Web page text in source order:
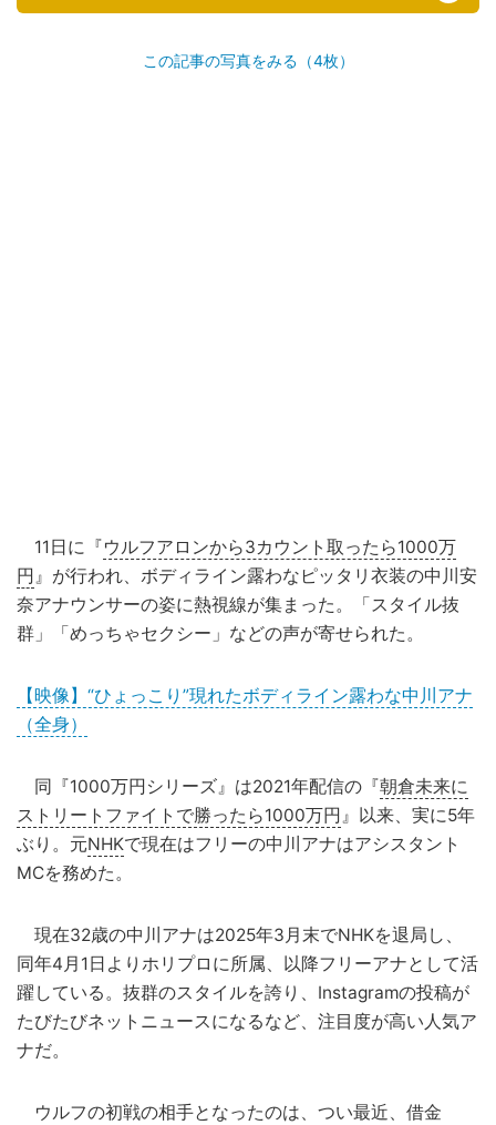
この記事の写真をみる（4枚）
11日に『ウルフアロンから3カウント取ったら1000万
円 』が行われ、ボディライン露わなピッタリ衣装の中川安
奈アナウンサーの姿に熱視線が集まった。「スタイル抜
群」「めっちゃセクシー」などの声が寄せられた。
【映像】“ひょっこり”現れたボディライン露わな中川アナ
（全身）
同『1000万円シリーズ』は2021年配信の『朝倉未来に
ストリートファイトで勝ったら1000万円 』以来、実に5年
ぶり。元NHKで現在はフリーの中川アナはアシスタント
MCを務めた。
現在32歳の中川アナは2025年3月末でNHKを退局し、
同年4月1日よりホリプロに所属、以降フリーアナとして活
躍している。抜群のスタイルを誇り、Instagramの投稿が
たびたびネットニュースになるなど、注目度が高い人気ア
ナだ。
ウルフの初戦の相手となったのは、つい最近、借金